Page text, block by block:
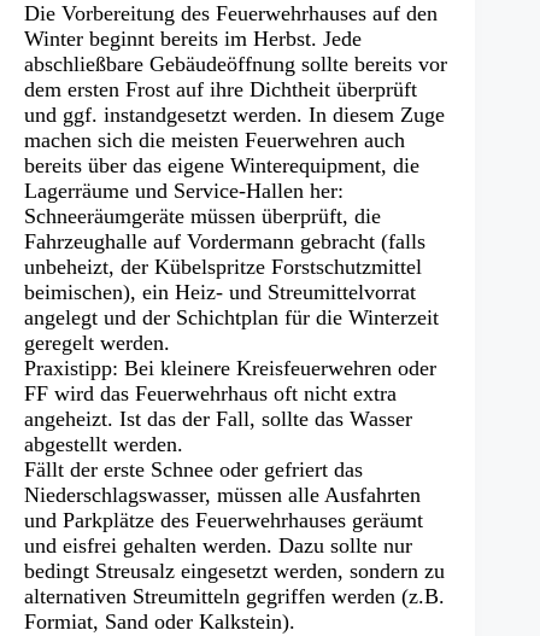
Die Vorbereitung des Feuerwehrhauses auf den
Winter beginnt bereits im Herbst. Jede
abschließbare Gebäudeöffnung sollte bereits vor
dem ersten Frost auf ihre Dichtheit überprüft
und ggf. instandgesetzt werden. In diesem Zuge
machen sich die meisten Feuerwehren auch
bereits über das eigene Winterequipment, die
Lagerräume und Service-Hallen her:
Schneeräumgeräte müssen überprüft, die
Fahrzeughalle auf Vordermann gebracht (falls
unbeheizt, der Kübelspritze Forstschutzmittel
beimischen), ein Heiz- und Streumittelvorrat
angelegt und der Schichtplan für die Winterzeit
geregelt werden.
Praxistipp: Bei kleinere Kreisfeuerwehren oder
FF wird das Feuerwehrhaus oft nicht extra
angeheizt. Ist das der Fall, sollte das Wasser
abgestellt werden.
Fällt der erste Schnee oder gefriert das
Niederschlagswasser, müssen alle Ausfahrten
und Parkplätze des Feuerwehrhauses geräumt
und eisfrei gehalten werden. Dazu sollte nur
bedingt Streusalz eingesetzt werden, sondern zu
alternativen Streumitteln gegriffen werden (z.B.
Formiat, Sand oder Kalkstein).